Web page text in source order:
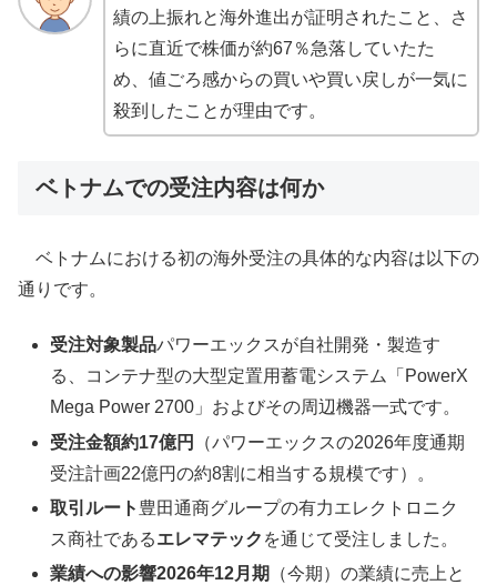
績の上振れと海外進出が証明されたこと、さ
らに直近で株価が約67％急落していたた
め、値ごろ感からの買いや買い戻しが一気に
殺到したことが理由です。
ベトナムでの受注内容は何か
ベトナムにおける初の海外受注の具体的な内容は以下の
通りです。
受注対象製品パワーエックスが自社開発・製造す
る、コンテナ型の大型定置用蓄電システム「PowerX
Mega Power 2700」およびその周辺機器一式です。
受注金額約17億円
（パワーエックスの2026年度通期
受注計画22億円の約8割に相当する規模です）。
取引ルート 豊田通商グループの有力エレクトロニク
ス商社であるエレマテック を通じて受注しました。
業績への影響2026年12月期
（今期）の業績に売上と